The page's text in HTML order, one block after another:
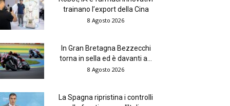
trainano l’export della Cina
8 Agosto 2026
In Gran Bretagna Bezzecchi
torna in sella ed è davanti a...
8 Agosto 2026
La Spagna ripristina i controlli